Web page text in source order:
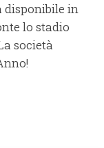
disponibile in
lo stadio
società